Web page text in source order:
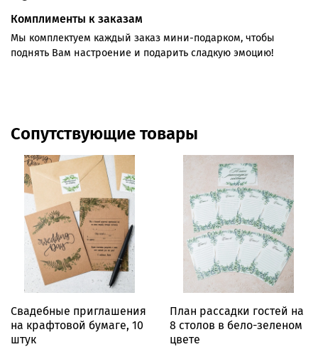
Комплименты к заказам
Мы комплектуем каждый заказ мини-подарком, чтобы
поднять Вам настроение и подарить сладкую эмоцию!
Сопутствующие товары
Свадебные приглашения
на крафтовой бумаге, 10
штук
План рассадки гостей на
8 столов в бело-зеленом
цвете